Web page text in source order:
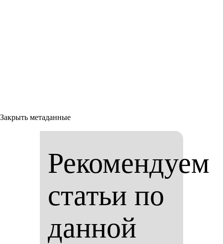
Закрыть метаданные
Рекомендуем
статьи по
данной